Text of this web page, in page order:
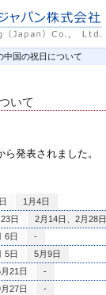
中国の祝日について
いて
発表されました。
1月4日
日
2月14日、2月28日
6日
-
5日
5月9日
21日
-
27日
-